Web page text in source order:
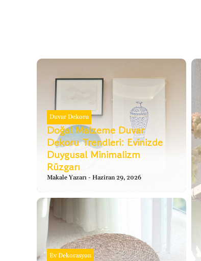
Duvar Dekoru
Doğal Malzeme Duvar
Dekoru Trendleri: Evinizde
Duygusal Minimalizm
Rüzgarı
Makale Yazarı Haziran 29, 2026
Ev Dekorasyon